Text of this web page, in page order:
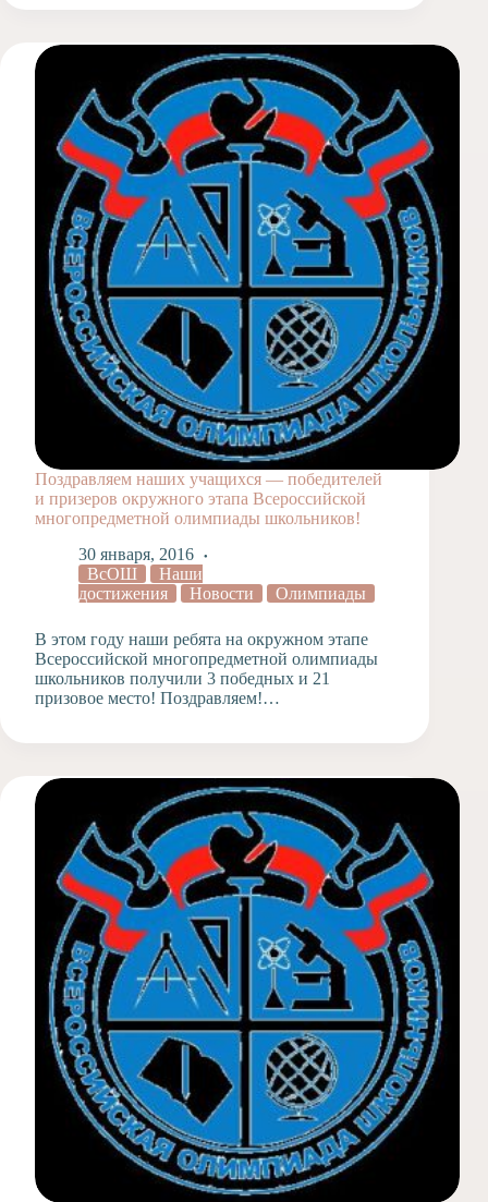
Поздравляем наших учащихся — победителей
и призеров окружного этапа Всероссийской
многопредметной олимпиады школьников!
30 января, 2016
ВсОШ
Наши
достижения
Новости Олимпиады
В этом году наши ребята на окружном этапе
Всероссийской многопредметной олимпиады
школьников получили 3 победных и 21
призовое место! Поздравляем!…